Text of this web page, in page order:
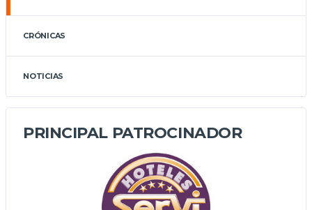
CRÓNICAS
NOTICIAS
PRINCIPAL PATROCINADOR